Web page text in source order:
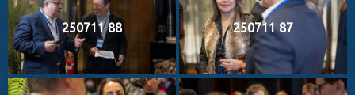
250711 88 250711 87